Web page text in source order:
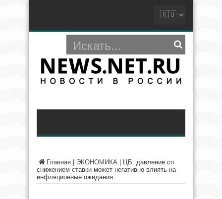
Главная ЭКОНОМИКА
ЦБ: давление со
снижением ставки может негативно влиять на
инфляционные ожидания